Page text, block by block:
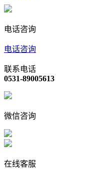
电话咨询
电话咨询
联系电话
0531-89005613
微信咨询
在线客服